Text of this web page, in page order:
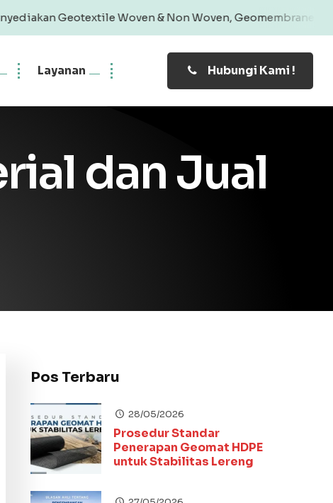
Woven & Non Woven, Geomembrane, Geobag,
Layanan Hubungi Kami !
dan Jual
Pos Terbaru
28/05/2026
Prosedur Standar
Penerapan Geomat HDPE
untuk Stabilitas Lereng